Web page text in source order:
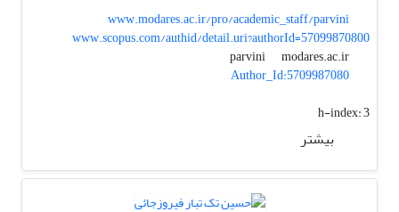
www.modares.ac.ir/pro/academic_staff/parvini
www.scopus.com/authid/detail.uri?authorId=57099870800
parvini
modares.ac.ir
Author_Id:5709987080
h-index:3
بیشتر